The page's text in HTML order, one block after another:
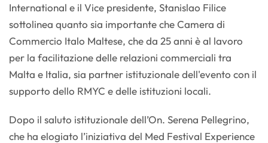
International e il Vice presidente, Stanislao Filice
sottolinea quanto sia importante che Camera di
Commercio Italo Maltese, che da 25 anni è al lavoro
per la facilitazione delle relazioni commerciali tra
Malta e Italia, sia partner istituzionale dell'evento con il
supporto dello RMYC e delle istituzioni locali.
Dopo il saluto istituzionale dell’On. Serena Pellegrino,
che ha elogiato l’iniziativa del Med Festival Experience